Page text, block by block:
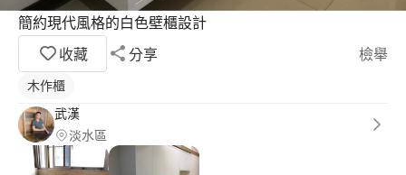
簡約現代風格的白色壁櫃設計
收藏
分享 檢舉
木作櫃
武漢
淡水區